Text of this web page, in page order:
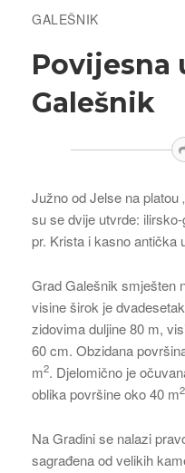
GALEŠNIK
Povijesna
Galešnik
Južno od Jelse na platou
su se dvije utvrde:
pr. Krista i kasno antička
Grad Galešnik smješten
visine širok je
zidovima duljine 80 m,
60 cm. Obzidana
m2. Djelomično je
oblika površine oko 40 m2
Na Gradini se nalazi
sagrađena od velikih